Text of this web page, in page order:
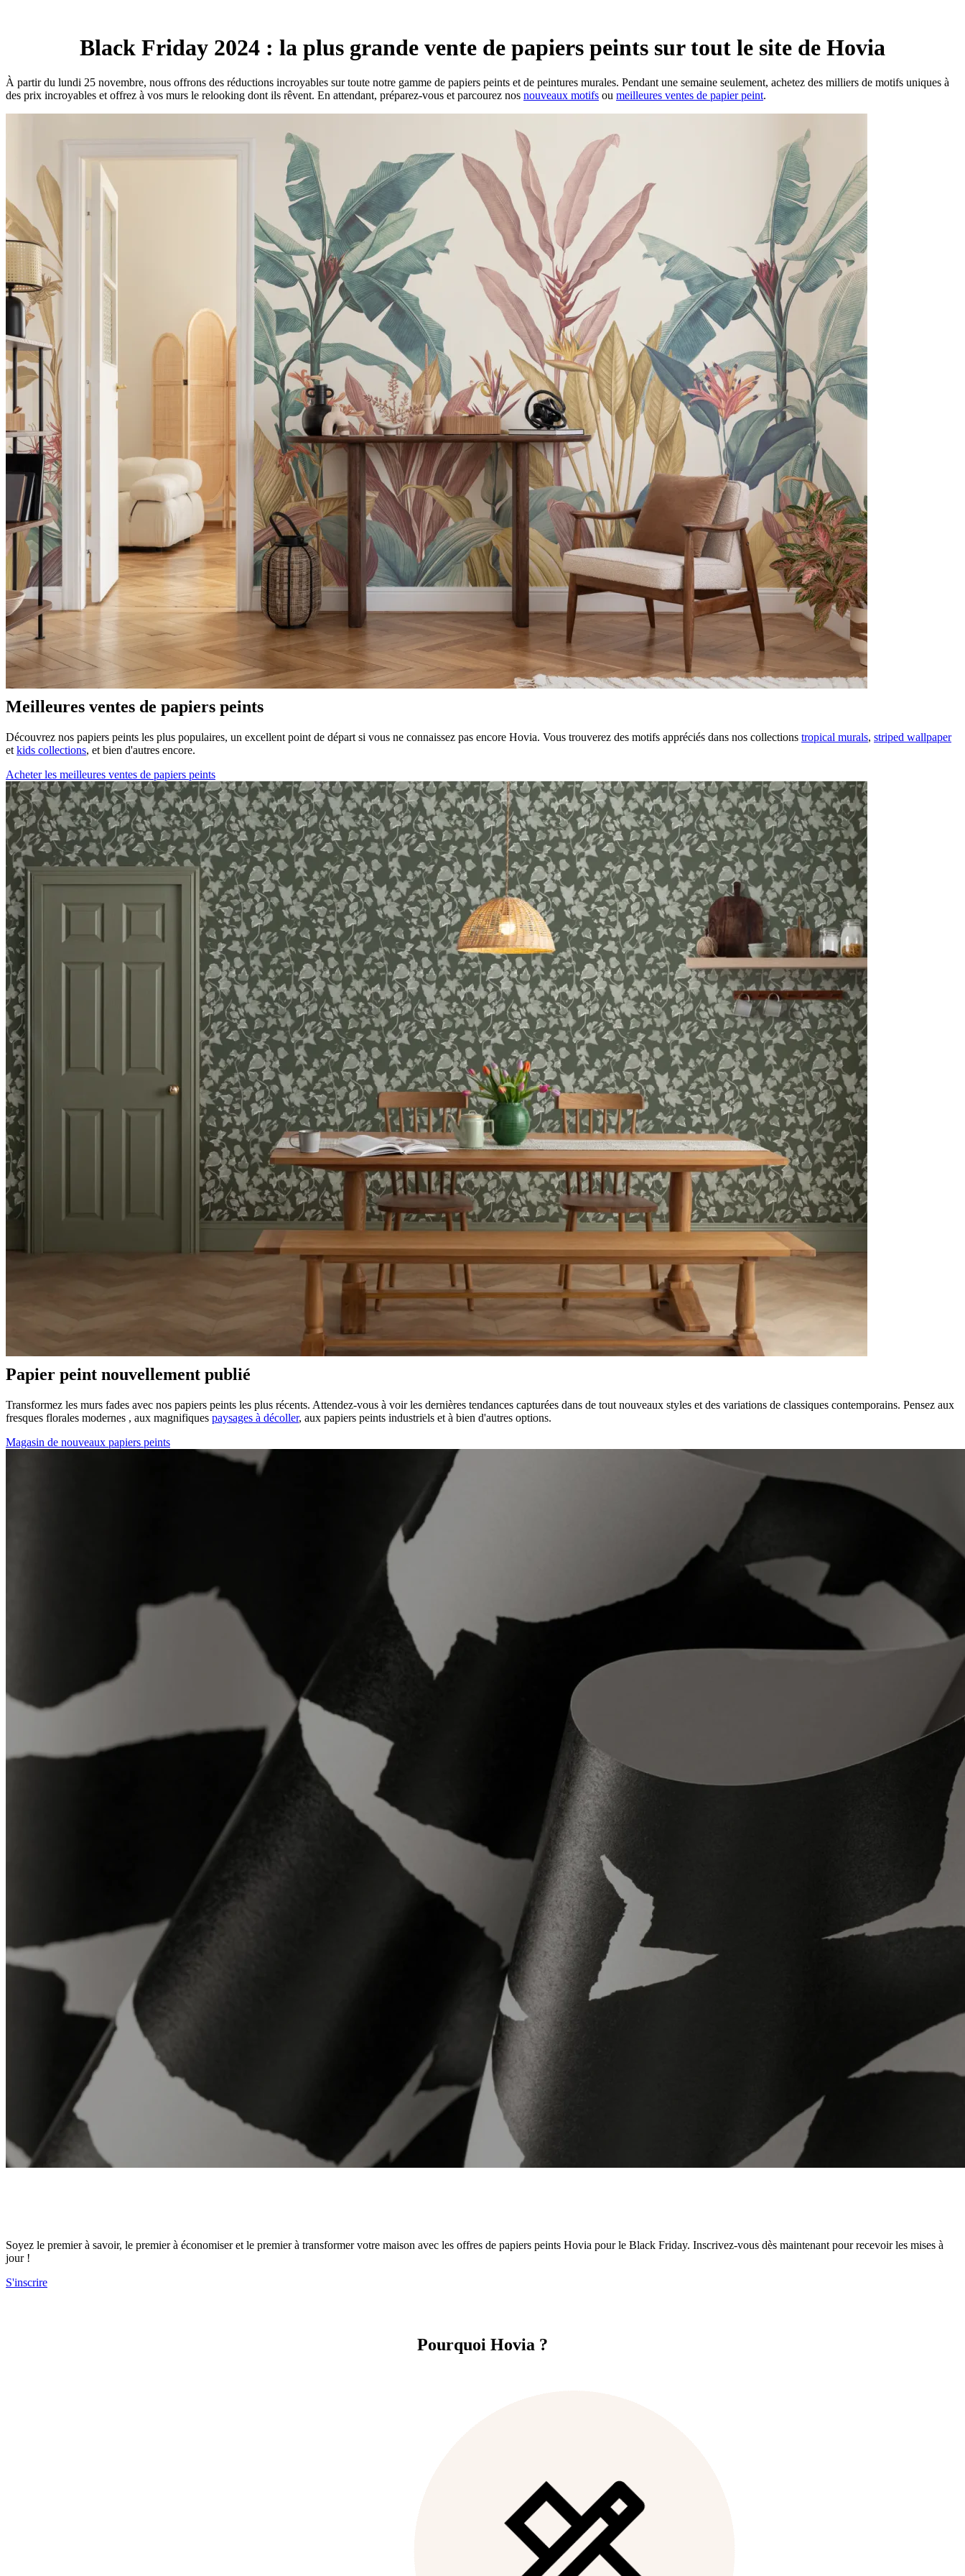
Black Friday 2024 : la plus grande vente de papiers peints sur tout le site de Hovia
À partir du lundi 25 novembre, nous offrons des réductions incroyables sur toute notre gamme de papiers peints et de peintures murales. Pendant une semaine seulement, achetez des milliers de motifs uniques à
des prix incroyables et offrez à vos murs le relooking dont ils rêvent. En attendant, préparez-vous et parcourez nos nouveaux motifs ou meilleures ventes de papier peint.
Meilleures ventes de papiers peints
Découvrez nos papiers peints les plus populaires, un excellent point de départ si vous ne connaissez pas encore Hovia. Vous trouverez des motifs appréciés dans nos collections tropical murals, striped wallpaper
et kids collections, et bien d'autres encore.
Acheter les meilleures ventes de papiers peints
Papier peint nouvellement publié
Transformez les murs fades avec nos papiers peints les plus récents. Attendez-vous à voir les dernières tendances capturées dans de tout nouveaux styles et des variations de classiques contemporains. Pensez aux
fresques florales modernes , aux magnifiques paysages à décoller, aux papiers peints industriels et à bien d'autres options.
Magasin de nouveaux papiers peints
Soyez le premier à savoir, le premier à économiser et le premier à transformer votre maison avec les offres de papiers peints Hovia pour le Black Friday. Inscrivez-vous dès maintenant pour recevoir les mises à
jour !
S'inscrire
Pourquoi Hovia ?